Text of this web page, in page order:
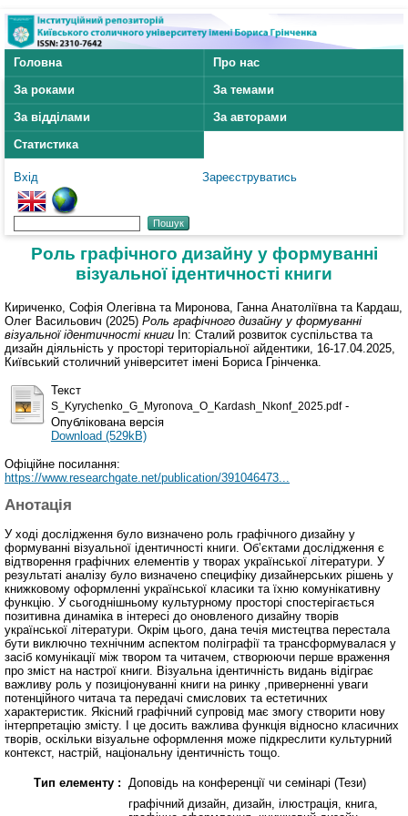
Головна
Про нас
За роками
За темами
За відділами
За авторами
Статистика
Вхід Зареєструватись
Роль графічного дизайну у формуванні
візуальної ідентичності книги
Кириченко, Софія Олегівна та Миронова, Ганна Анатоліївна та Кардаш,
Олег Васильович (2025) Роль графічного дизайну у формуванні
візуальної ідентичності книги In: Сталий розвиток суспільства та
дизайн діяльність у просторі територіальної айдентики, 16-17.04.2025,
Київський столичний університет імені Бориса Грінченка.
Текст
S_Kyrychenko_G_Myronova_O_Kardash_Nkonf_2025.pdf-
Опублікована версія
Download (529kB)
Офіційне посилання:
https://www.researchgate.net/publication/391046473...
Анотація
У ході дослідження було визначено роль графічного дизайну у
формуванні візуальної ідентичності книги. Об’єктами дослідження є
відтворення графічних елементів у творах української літератури. У
результаті аналізу було визначено специфіку дизайнерських рішень у
книжковому оформленні української класики та їхню комунікативну
функцію. У сьогоднішньому культурному просторі спостерігається
позитивна динаміка в інтересі до оновленого дизайну творів
української літератури. Окрім цього, дана течія мистецтва перестала
бути виключно технічним аспектом поліграфії та трансформувалася у
засіб комунікації між твором та читачем, створюючи перше враження
про зміст на настрої книги. Візуальна ідентичність видань відіграє
важливу роль у позиціонуванні книги на ринку ,приверненні уваги
потенційного читача та передачі смислових та естетичних
характеристик. Якісний графічний супровід має змогу створити нову
інтерпретацію змісту. І це досить важлива функція відносно класичних
творів, оскільки візуальне оформлення може підкреслити культурний
контекст, настрій, національну ідентичність тощо.
Тип елементу : Доповідь на конференції чи семінарі (Тези)
графічний дизайн, дизайн, ілюстрація, книга,